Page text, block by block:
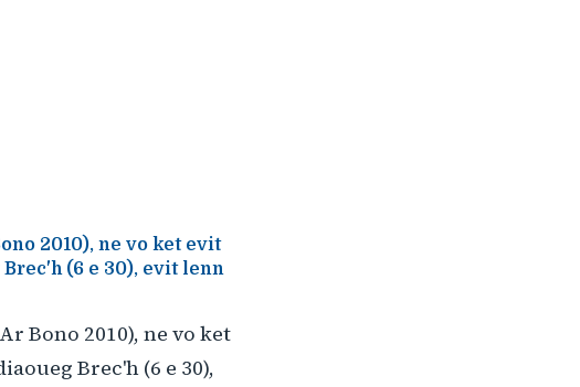
2010), ne vo ket evit
(6 e 30), evit lenn
Bono 2010), ne vo ket
Brec'h (6 e 30),